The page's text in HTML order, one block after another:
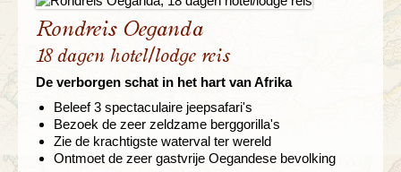
Rondreis Oeganda
18 dagen hotel/lodge reis
De verborgen schat in het hart van Afrika
Beleef 3 spectaculaire jeepsafari's
Bezoek de zeer zeldzame berggorilla's
Zie de krachtigste waterval ter wereld
Ontmoet de zeer gastvrije Oegandese bevolking